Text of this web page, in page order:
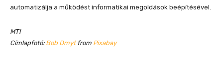
automatizálja a működést informatikai megoldások beépítésével.
MTI
Címlapfotó: Bob Dmytfrom Pixabay